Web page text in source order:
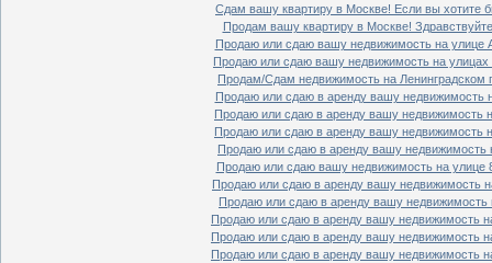
Сдам вашу квартиру в Москве! Если вы хотите
Продам вашу квартиру в Москве!
Продаю или сдаю вашу недвижимость на улице
Продаю или сдаю вашу недвижимость на
Продам/Сдам недвижимость на Ленинградском
Продаю или сдаю в аренду вашу недвижимость
Продаю или сдаю в аренду вашу недвижимость
Продаю или сдаю в аренду вашу недвижимость
Продаю или сдаю в аренду вашу недвижимость
Продаю или сдаю вашу недвижимость на улице
Продаю или сдаю в аренду вашу недвижимость
Продаю или сдаю в аренду вашу недвижимость
Продаю или сдаю в аренду вашу недвижимость
Продаю или сдаю в аренду вашу недвижимость
Продаю или сдаю в аренду вашу недвижимость